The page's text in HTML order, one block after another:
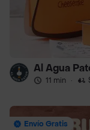
Al Agua
11 min ·
Envío Gratis